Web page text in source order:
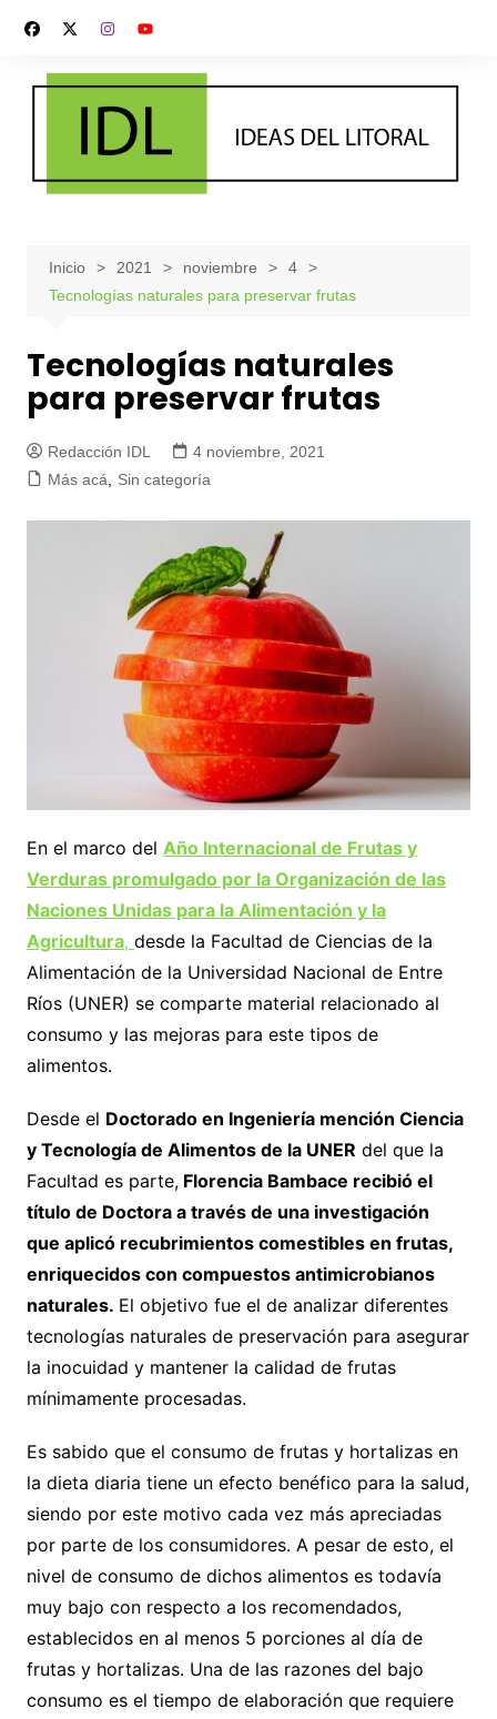
contenido
Inicio 2021 noviembre
4
Tecnologías naturales para preservar frutas
Tecnologías naturales
para preservar frutas
Redacción IDL
4 noviembre, 2021
Más acá, Sin categoría
En el marco del Año Internacional de Frutas y
Verduras promulgado por la Organización de las
Naciones Unidas para la Alimentación y la
Agricultura, desde la Facultad de Ciencias de la
Alimentación de la Universidad Nacional de Entre
Ríos (UNER) se comparte material relacionado al
consumo y las mejoras para este tipos de
alimentos.
Desde el Doctorado en Ingeniería mención Ciencia
y Tecnología de Alimentos de la UNER del que la
Facultad es parte,Florencia Bambace recibió el
título de Doctora a través de una investigación
que aplicó recubrimientos comestibles en frutas,
enriquecidos con compuestos antimicrobianos
naturales. El objetivo fue el de analizar diferentes
tecnologías naturales de preservación para asegurar
la inocuidad y mantener la calidad de frutas
mínimamente procesadas.
Es sabido que el consumo de frutas y hortalizas en
la dieta diaria tiene un efecto benéfico para la salud,
siendo por este motivo cada vez más apreciadas
por parte de los consumidores. A pesar de esto, el
nivel de consumo de dichos alimentos es todavía
muy bajo con respecto a los recomendados,
establecidos en al menos 5 porciones al día de
frutas y hortalizas. Una de las razones del bajo
consumo es el tiempo de elaboración que requiere